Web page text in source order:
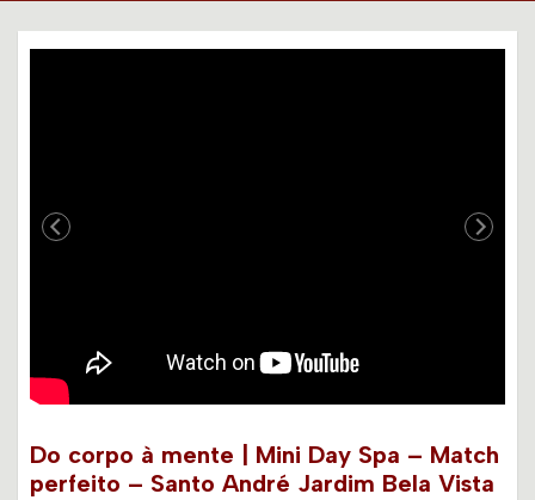
Do corpo à mente | Mini Day Spa – Match
perfeito – Santo André Jardim Bela Vista